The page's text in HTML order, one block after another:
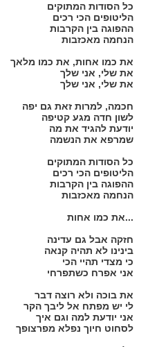
כל הסודות המתוקים
הליטופים הכי רכים
ההפוגה בין הקרבות
הנחמה מאכזבות
את כמו אחות, את כמו מלאך
את שלי, אני שלך
את שלי, אני שלך
חכמה, למרות זאת גם יפה
לשון חדה מגע קטיפה
יודעת להגיד את מה
שמרפא את הנשמה
כל הסודות המתוקים
הליטופים הכי רכים
ההפוגה בין הקרבות
הנחמה מאכזבות
את כמו אחות...
חזקה אבל גם עדינה
בינינו לא תהיה קנאה
כי מצדי תהיי הכי
אני אפרח כשתפרחי
את בוכה ולא רוצה דבר
לי יש מפתח אל ליבך הקר
אני יודעת למה וגם איך
לסחוט חיוך נפלא מפרצופך